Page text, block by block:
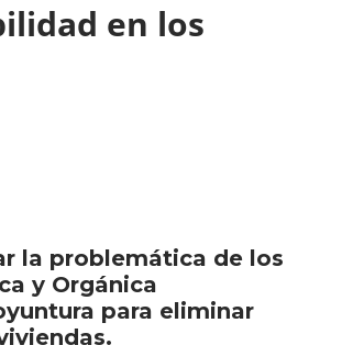
en los
la problemática de los
y Orgánica
para eliminar